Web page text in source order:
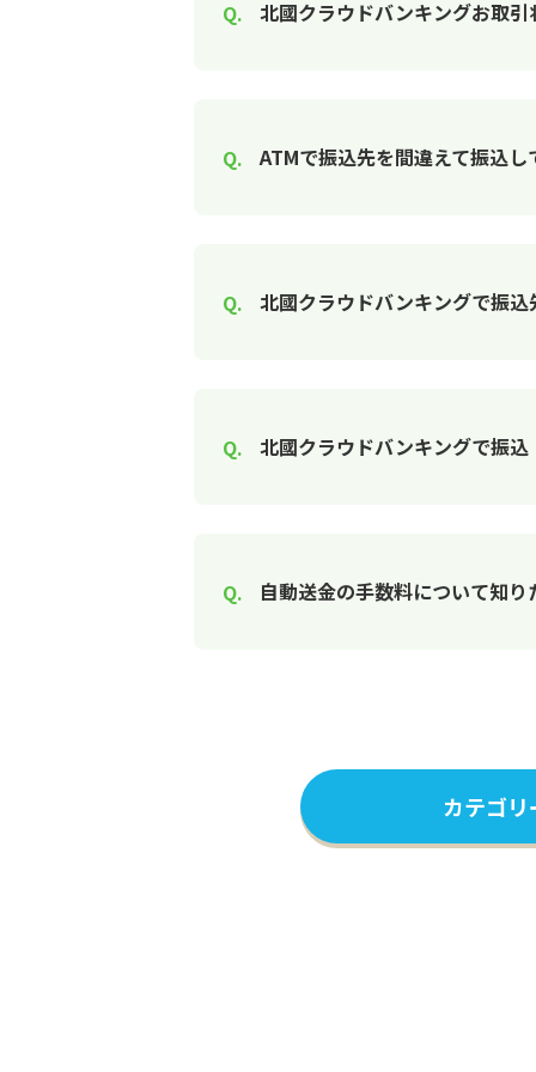
北國クラウドバンキングお取
ATMで振込先を間違えて振込
北國クラウドバンキングで振
北國クラウドバンキングで振
自動送金の手数料について知り
カテゴ